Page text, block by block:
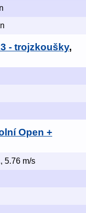
- trojzkoušky,
Open +
5.76 m/s